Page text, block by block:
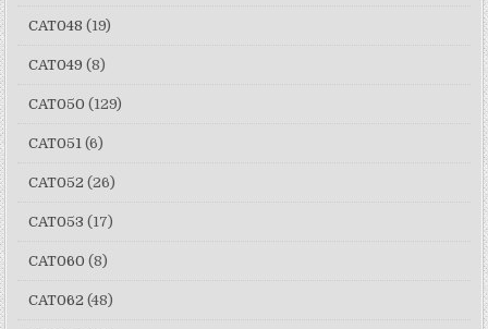
CAT048 (19)
CAT049 (8)
CAT050 (129)
CAT051 (6)
CAT052 (26)
CAT053 (17)
CAT060 (8)
CAT062 (48)